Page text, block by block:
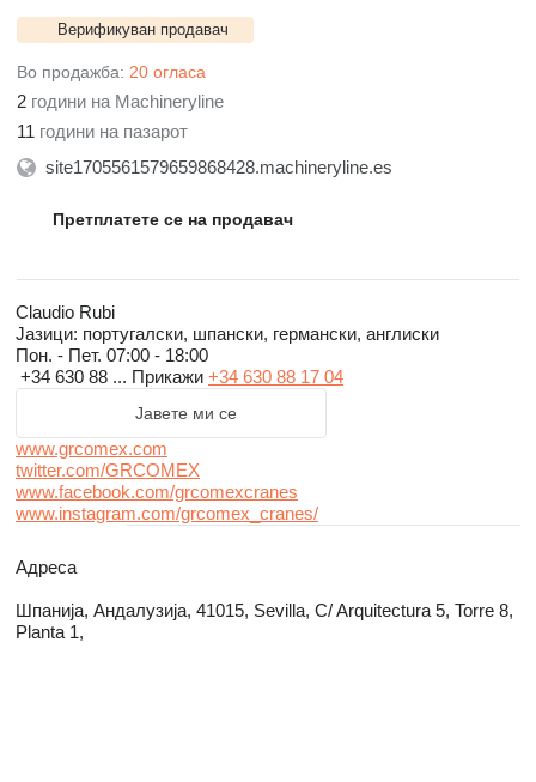
Верификуван продавач
Во продажба: 20 огласа
2 години на Machineryline
11 години на пазарот
site1705561579659868428.machineryline.es
Претплатете се на продавач
Claudio Rubi
Јазици: португалски, шпански, германски, англиски
Пон. - Пет. 07:00 - 18:00
+34 630 88 ... Прикажи +34 630 88 17 04
Јавете ми се
www.grcomex.com
twitter.com/GRCOMEX
www.facebook.com/grcomexcranes
www.instagram.com/grcomex_cranes/
Адреса
Шпанија, Андалузија, 41015, Sevilla, C/ Arquitectura 5, Torre 8,
Planta 1,